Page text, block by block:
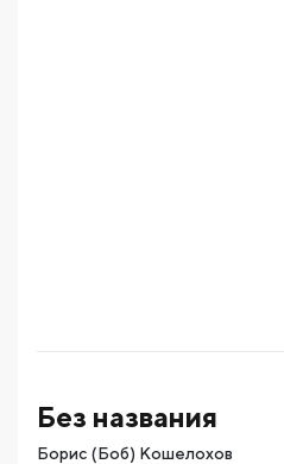
Без названия
Борис (Боб) Кошелохов